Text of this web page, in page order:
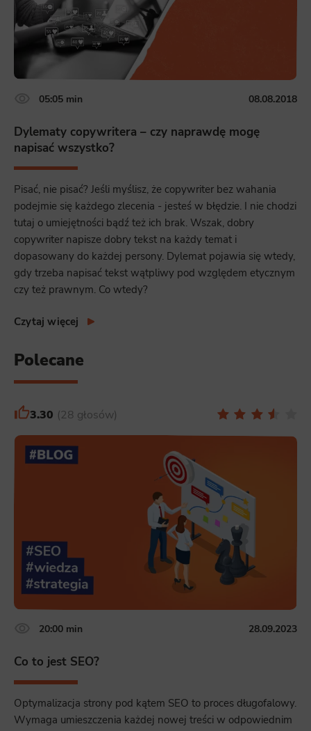
05:05 min 08.08.2018
Dylematy copywritera – czy naprawdę mogę
napisać wszystko?
Pisać, nie pisać? Jeśli myślisz, że copywriter bez wahania
podejmie się każdego zlecenia - jesteś w błędzie. I nie chodzi
tutaj o umiejętności bądź też ich brak. Wszak, dobry
copywriter napisze dobry tekst na każdy temat i
dopasowany do każdej persony. Dylemat pojawia się wtedy,
gdy trzeba napisać tekst wątpliwy pod względem etycznym
czy też prawnym. Co wtedy?
Czytaj więcej
Polecane
3.30 28 głosów
20:00 min 28.09.2023
Co to jest SEO?
Optymalizacja strony pod kątem SEO to proces długofalowy.
Wymaga umieszczenia każdej nowej treści w odpowiednim